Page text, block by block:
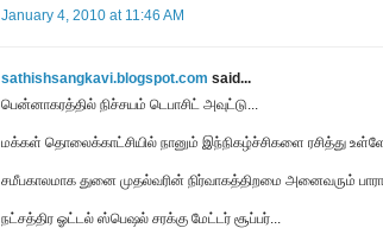
January 4, 2010 at 11:46 AM
sathishsangkavi.blogspot.com said...
பென்னாகரத்தில் நிச்சயம் டெபாசிட் அவுட்டு...
மக்கள் தொலைக்காட்சியில் நானும் இந்நிகழ்ச்சிகளை ரசித்து
சமீபகாலமாக துனை முதல்வரின் நிர்வாகத்திறமை அனைவரும்
நட்சத்திர ஓட்டல் ஸ்பெஷல் சரக்கு மேட்டர் சூப்பர்...